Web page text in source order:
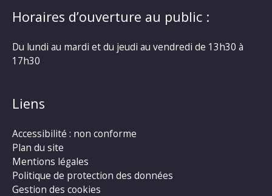
Horaires d’ouverture au public :
Du lundi au mardi et du jeudi au vendredi de 13h30 à
17h30
Liens
Accessibilité : non conforme
Plan du site
Mentions légales
Politique de protection des données
Gestion des cookies